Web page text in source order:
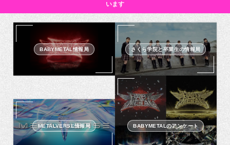
います
BABYMETAL情報局 さくら学院と卒業生の情報局
METALVERSE情報局 BABYMETALのアンケート